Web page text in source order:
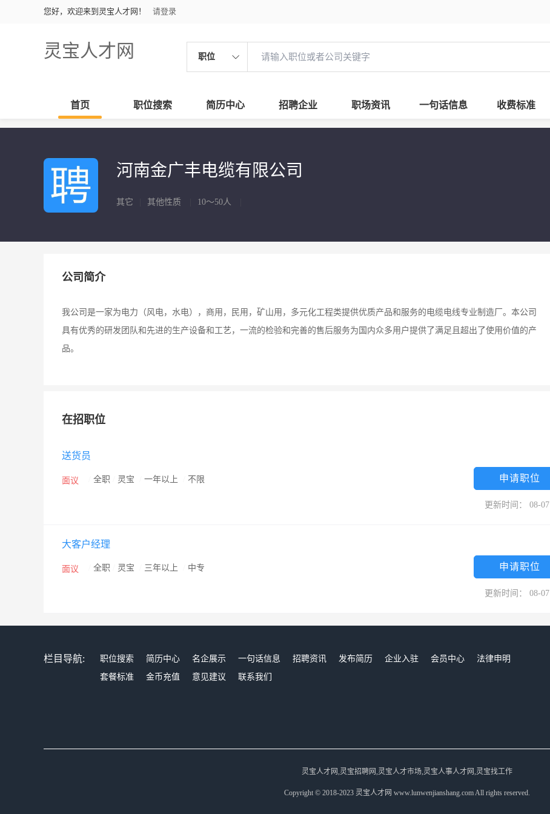
您好，欢迎来到灵宝人才网！ 请登录
灵宝人才网 职位
首页 职位搜索 简历中心 招聘企业 职场资讯 一句话信息 收费标准
河南金广丰电缆有限公司
其它 其他性质 10～50人
公司简介
我公司是一家为电力（风电，水电），商用，民用，矿山用，多元化工程类提供优质产品和服务的电缆电线专业制造厂。本公司
具有优秀的研发团队和先进的生产设备和工艺，一流的检验和完善的售后服务为国内众多用户提供了满足且超出了使用价值的产
品。
在招职位
送货员
面议 全职 灵宝 一年以上 不限 申请职位
更新时间： 08-07
大客户经理
面议 全职 灵宝 三年以上 中专 申请职位
更新时间： 08-07
栏目导航: 职位搜索 简历中心 名企展示 一句话信息 招聘资讯 发布简历 企业入驻 会员中心
法律申明
套餐标准
金币充值 意见建议 联系我们
灵宝人才网,灵宝招聘网,灵宝人才市场,灵宝人事人才网,灵宝找工作
Copyright © 2018-2023 灵宝人才网 www.lunwenjianshang.com All rights reserved.